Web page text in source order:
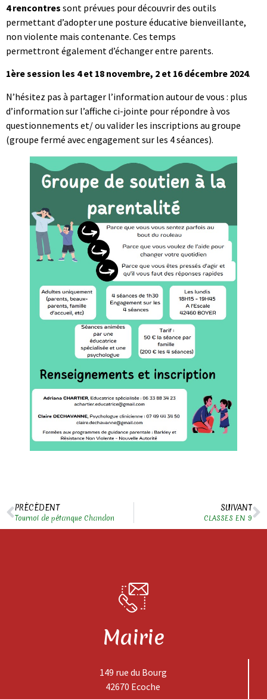
4 rencontres sont prévues pour découvrir des outils
permettant d’adopter une posture éducative bienveillante,
non violente mais contenante. Ces temps
permettront également d’échanger entre parents.
1ère session les 4 et 18 novembre, 2 et 16 décembre 2024.
N’hésitez pas à partager l’information autour de vous : plus
d’information sur l’affiche ci-jointe pour répondre à vos
questionnements et/ ou valider les inscriptions au groupe
(groupe fermé avec engagement sur les 4 séances).
PRÉCÉDENT
Tournoi de pétanque Chandon
SUIVANT
CLASSES EN 9
Mairie
149 rue du Bourg
42670 Ecoche